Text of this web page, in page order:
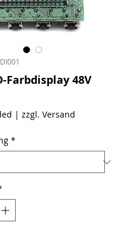
Farbdisplay 48V
| zzgl. Versand
*